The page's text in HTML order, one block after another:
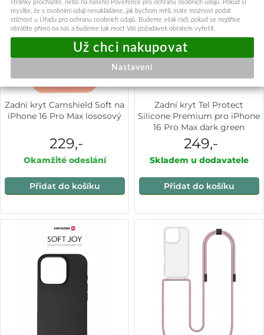
Zadní kryt Camshield Soft na
iPhone 16 Pro Max lososový
229,-
Okamžité odeslání
Přidat do košíku
Zadní kryt Tel Protect
Silicone Premium pro iPhone
16 Pro Max dark green
249,-
Skladem u dodavatele
Přidat do košíku
stránky procházíte, nebo na našeho Pověřence pro ochranu osobních údajů. Pokud si
myslíte, že s osobními údaji nenakládáme, jak bychom měli, máte možnost podat
stížnost u Úřadu pro ochranu osobních údajů. Budeme však rádi, pokud se nejdříve
obrátíte přímo na nás a budeme tak moct Váš požadavek obratem vyřešit.
Nastavení